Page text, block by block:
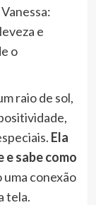
e
o
raio de sol,
Ela
sabe como
uma conexão
tela.